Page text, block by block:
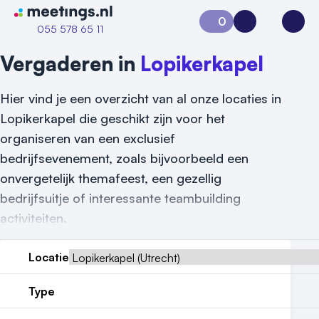
Naar home van Meetings
055 578 65 11
0
Aanvraag 0Inloggen
Vergaderen in Lopikerkapel
Hier vind je een overzicht van al onze locaties in
Lopikerkapel die geschikt zijn voor het
organiseren van een exclusief
bedrijfsevenement, zoals bijvoorbeeld een
onvergetelijk themafeest, een gezellig
bedrijfsuitje of interessante teambuilding
activiteiten.
Locatie
Type